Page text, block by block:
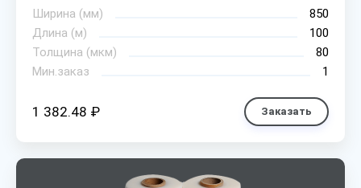
Ширина (мм)
850
Длина (м)
100
Толщина (мкм)
80
Мин.заказ
1
1 382.48 ₽ Заказать